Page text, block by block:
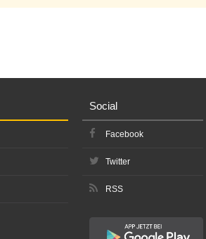
Social
Facebook
Twitter
RSS